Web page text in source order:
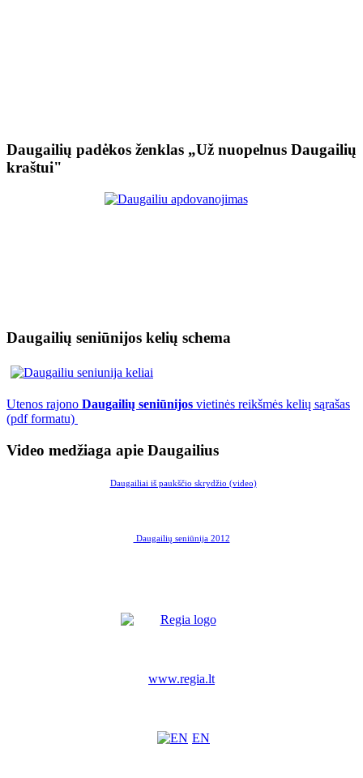
Daugailių padėkos ženklas „Už nuopelnus Daugailių
kraštui"
Daugailių seniūnijos kelių schema
Utenos rajono Daugailių seniūnijos vietinės reikšmės kelių sąrašas
(pdf formatu)
Video medžiaga apie Daugailius
Daugailiai iš paukščio skrydžio (video)
Daugailių seniūnija 2012
www.regia.lt
EN